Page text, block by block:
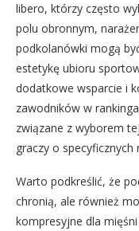
libero, którzy często
polu obronnym,
podkolanówki mogą
estetykę ubioru
dodatkowe wsparcie i
zawodników w
związane z wyborem
graczy o specyficznych
Warto podkreślić, że
chronią, ale również
kompresyjne dla